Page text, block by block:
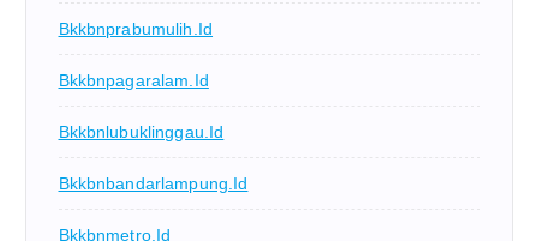
Bkkbnprabumulih.id
Bkkbnpagaralam.id
Bkkbnlubuklinggau.id
Bkkbnbandarlampung.id
Bkkbnmetro.id